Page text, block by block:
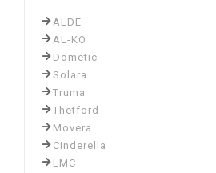
ALDE
AL-KO
Dometic
Solara
Truma
Thetford
Movera
Cinderella
LMC